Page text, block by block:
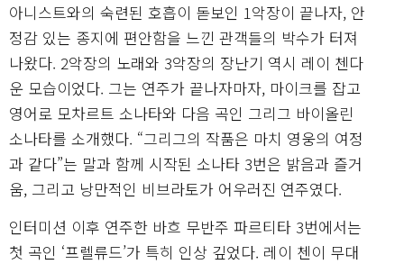
아니스트와의 숙련된 호흡이 돋보인 1악장이 끝나자, 안
정감 있는 종지에 편안함을 느낀 관객들의 박수가 터져
나왔다. 2악장의 노래와 3악장의 장난기 역시 레이 첸다
운 모습이었다. 그는 연주가 끝나자마자, 마이크를 잡고
영어로 모차르트 소나타와 다음 곡인 그리그 바이올린
소나타를 소개했다. “그리그의 작품은 마치 영웅의 여정
과 같다”는 말과 함께 시작된 소나타 3번은 밝음과 즐거
움, 그리고 낭만적인 비브라토가 어우러진 연주였다.
인터미션 이후 연주한 바흐 무반주 파르티타 3번에서는
첫 곡인 ‘프렐류드’가 특히 인상 깊었다. 레이 첸이 무대